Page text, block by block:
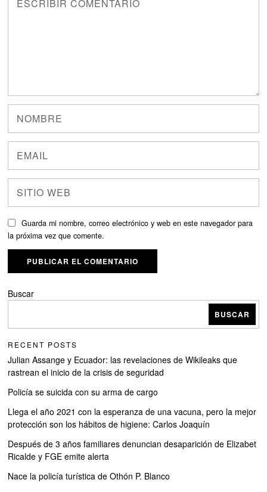
Guarda mi nombre, correo electrónico y web en este navegador para
la próxima vez que comente.
Buscar
BUSCAR
RECENT POSTS
Julian Assange y Ecuador: las revelaciones de Wikileaks que
rastrean el inicio de la crisis de seguridad
Policía se suicida con su arma de cargo
Llega el año 2021 con la esperanza de una vacuna, pero la mejor
protección son los hábitos de higiene: Carlos Joaquín
Después de 3 años familiares denuncian desaparición de Elizabet
Ricalde y FGE emite alerta
Nace la policía turística de Othón P. Blanco